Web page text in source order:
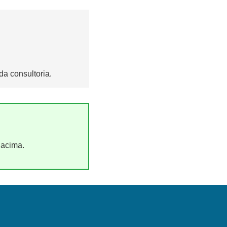
consultoria.